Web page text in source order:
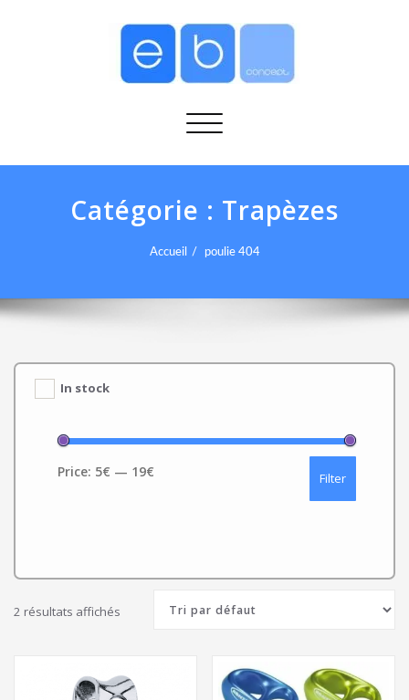
Afficher/masquer la navigation
Catégorie : Trapèzes
Accueil poulie 404
In stock
Filter
Price: 5€ — 19€
2 résultats affichés